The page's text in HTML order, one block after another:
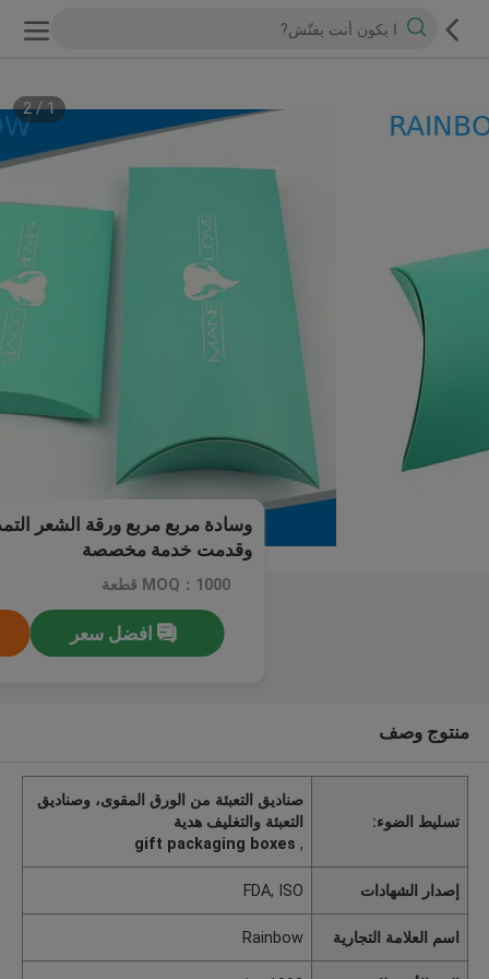
1
/
2
وسادة مربع مربع ورقة الشعر
وقدمت خدمة مخصصة
MOQ：1000 قطعة
افضل سعر
منتوج وصف
تسليط الضوء:
صناديق التعبئة من الورق المقوى، وصناديق
التعبئة والتغليف هدية
,
gift packaging boxes
إصدار الشهادات FDA, ISO
اسم العلامة التجارية Rainbow